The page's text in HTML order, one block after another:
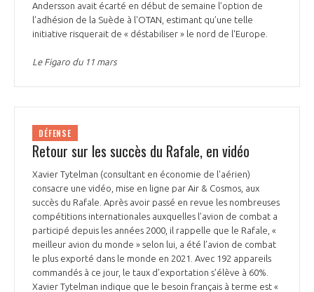
Andersson avait écarté en début de semaine l’option de
l’adhésion de la Suède à l'OTAN, estimant qu’une telle
initiative risquerait de « déstabiliser » le nord de l'Europe.
Le Figaro du 11 mars
DÉFENSE
Retour sur les succès du Rafale, en vidéo
Xavier Tytelman (consultant en économie de l'aérien)
consacre une vidéo, mise en ligne par Air & Cosmos, aux
succès du Rafale. Après avoir passé en revue les nombreuses
compétitions internationales auxquelles l’avion de combat a
participé depuis les années 2000, il rappelle que le Rafale, «
meilleur avion du monde » selon lui, a été l’avion de combat
le plus exporté dans le monde en 2021. Avec 192 appareils
commandés à ce jour, le taux d’exportation s’élève à 60%.
Xavier Tytelman indique que le besoin français à terme est «